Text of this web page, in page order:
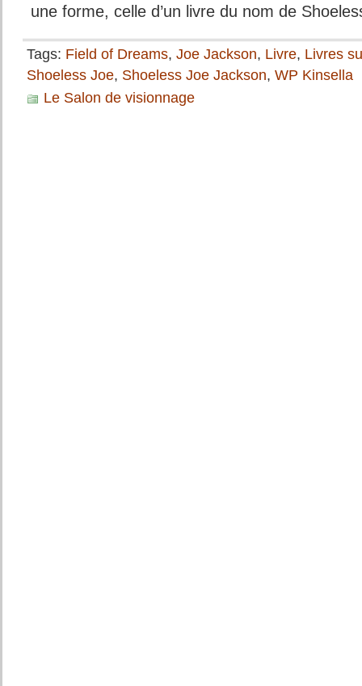
une forme, celle d’un livre du nom de
Tags: Field of Dreams, Joe Jackson, Livre, Livres
Shoeless Joe, Shoeless Joe Jackson, WP Kinsella
Le Salon de visionnage